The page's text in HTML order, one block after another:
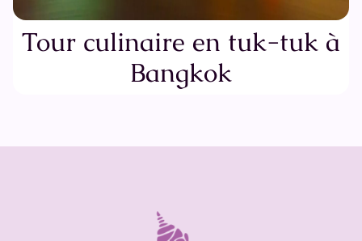
Tour culinaire en tuk-tuk à
Bangkok